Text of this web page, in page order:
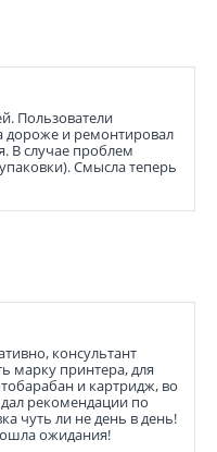
Пользователи
дороже и ремонтировал
В случае проблем
Смысла теперь
консультант
марку принтера, для
и картридж, во
рекомендации по
чуть ли не день в день!
ожидания!